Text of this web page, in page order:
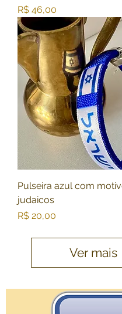
Preço
R$ 46,00
Pulseira azul com
judaicos
Preço
R$ 20,00
Ver mais